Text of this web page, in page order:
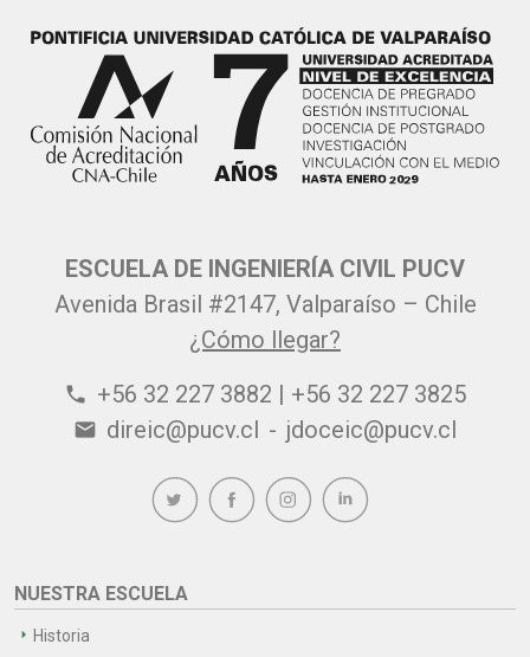
ESCUELA DE INGENIERÍA CIVIL PUCV
Avenida Brasil #2147, Valparaíso – Chile
¿Cómo llegar?
phone +56 32 227 3882 | +56 32 227 3825
email direic@pucv.cl - jdoceic@pucv.cl
NUESTRA ESCUELA
Historia